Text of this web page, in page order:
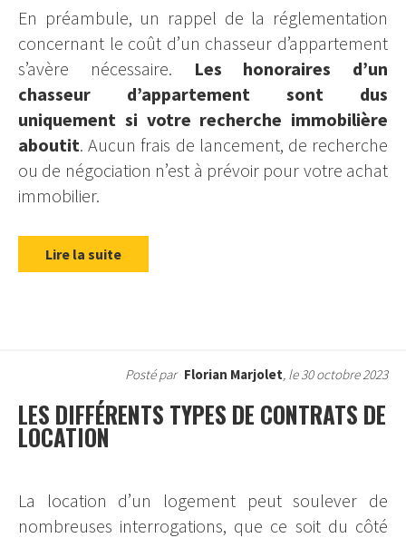
En préambule, un rappel de la réglementation
concernant le coût d’un chasseur d’appartement
s’avère nécessaire. Les honoraires d’un
chasseur d’appartement sont dus
uniquement si votre recherche immobilière
aboutit. Aucun frais de lancement, de recherche
ou de négociation n’est à prévoir pour votre achat
immobilier.
Lire la suite
Posté par Florian Marjolet, le 30 octobre 2023
LES DIFFÉRENTS TYPES DE CONTRATS DE
LOCATION
La location d’un logement peut soulever de
nombreuses interrogations, que ce soit du côté